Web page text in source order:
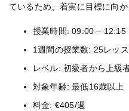
ているため、着実に目標に向
授業時間: 09:00 – 12:15
1週間の授業数: 25レッ
レベル: 初級者から上級
対象年齢: 最低16歳以上
料金: €405/週​